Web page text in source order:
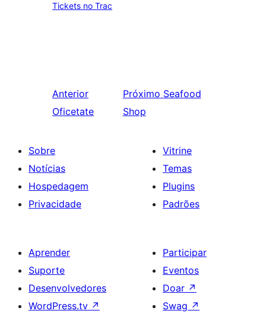
Tickets no Trac
Anterior
Oficetate
Próximo Seafood
Shop
Sobre
Notícias
Hospedagem
Privacidade
Vitrine
Temas
Plugins
Padrões
Aprender
Suporte
Desenvolvedores
WordPress.tv ↗
Participar
Eventos
Doar ↗
Swag ↗